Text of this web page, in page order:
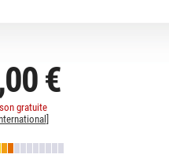
€
gratuite